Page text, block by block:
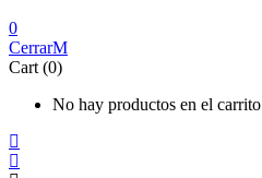
0
Cerrar
Cart (0)
No hay productos en el carrito